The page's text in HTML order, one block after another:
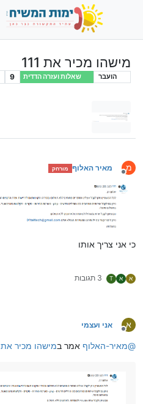
מישהו מכיר את 111
הועבר שאלות ועזרה הדדית 9
מ
מנותק
מאיר האלוף מורחק
כי אני צריך אותו
א א T 3 תגובות
א
מנותק
אני ועצמי
@מאיר-האלוף אמר במישהו מכיר את 111